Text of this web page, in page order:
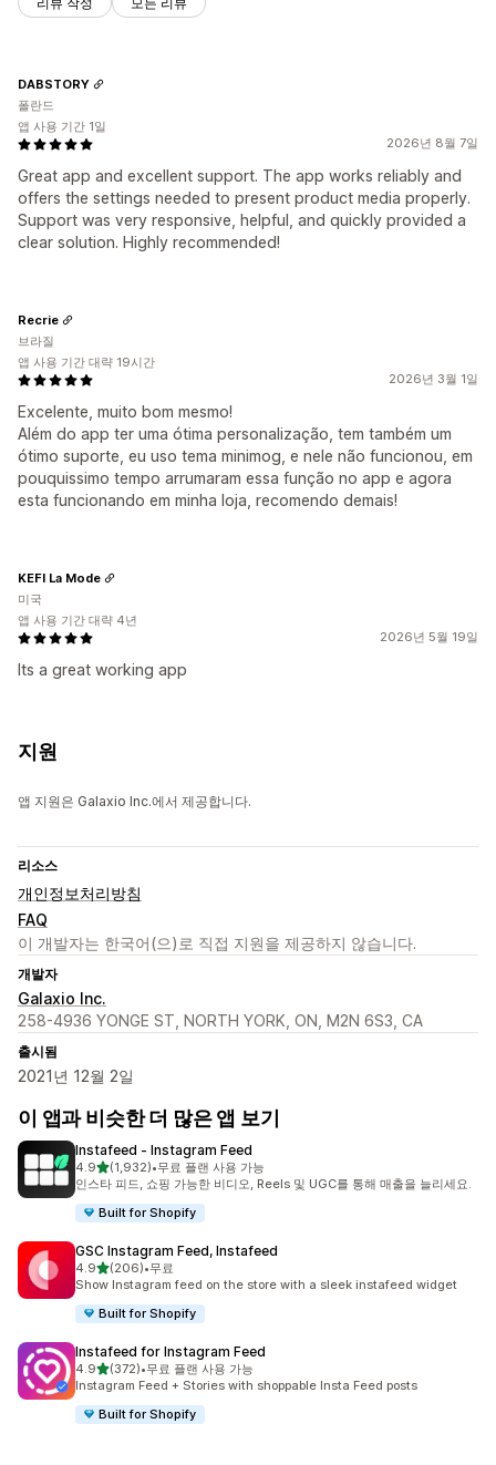
2026년 8월 7일
Great app and excellent support. The app works reliably and
offers the settings needed to present product media properly.
Support was very responsive, helpful, and quickly provided a
clear solution. Highly recommended!
DABSTORY
폴란드
앱 사용 기간 1일
2026년 3월 1일
Excelente, muito bom mesmo!
Além do app ter uma ótima personalização, tem também um
ótimo suporte, eu uso tema minimog, e nele não funcionou, em
pouquissimo tempo arrumaram essa função no app e agora
esta funcionando em minha loja, recomendo demais!
Recrie
브라질
앱 사용 기간 대략 19시간
2026년 5월 19일
Its a great working app
KEFI La Mode
미국
앱 사용 기간 대략 4년
지원
앱 지원은 Galaxio Inc.에서 제공합니다.
리소스
개인정보처리방침
FAQ
이 개발자는 한국어(으)로 직접 지원을 제공하지 않습니다.
개발자
Galaxio Inc.
258-4936 YONGE ST, NORTH YORK, ON, M2N 6S3, CA
출시됨
2021년 12월 2일
이 앱과 비슷한 더 많은 앱 보기
Instafeed ‑ Instagram Feed
4.9별 5개 중
(1,932)
총 리뷰 1932개
•무료 플랜 사용 가능
인스타 피드, 쇼핑 가능한 비디오, Reels 및 UGC를 통해 매출을 늘리세요.
Built for Shopify
GSC Instagram Feed, Instafeed
4.9별 5개 중
(206)
총 리뷰 206개
•무료
Show Instagram feed on the store with a sleek instafeed widget
Built for Shopify
Instafeed for Instagram Feed
4.9별 5개 중
(372)
총 리뷰 372개
•무료 플랜 사용 가능
Instagram Feed + Stories with shoppable Insta Feed posts
Built for Shopify